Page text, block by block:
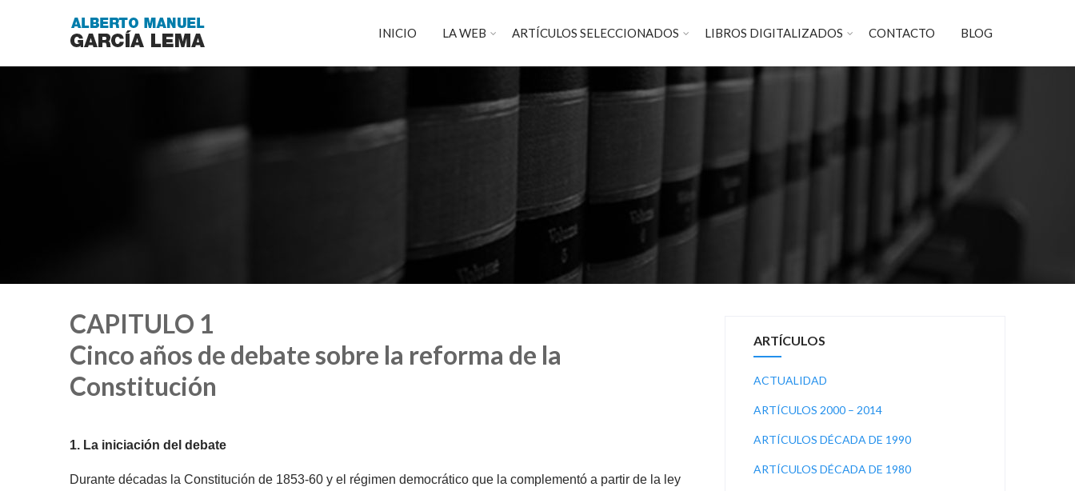
INICIO LA WEB ARTÍCULOS SELECCIONADOS LIBROS DIGITALIZADOS CONTACTO BLOG
CAPITULO 1
Cinco años de debate sobre la reforma de la
Constitución
1. La iniciación del debate
Durante décadas la Constitución de 1853-60 y el régimen democrático que la complementó a partir de la ley
ARTÍCULOS
ACTUALIDAD
ARTÍCULOS 2000 – 2014
ARTÍCULOS DÉCADA DE 1990
ARTÍCULOS DÉCADA DE 1980